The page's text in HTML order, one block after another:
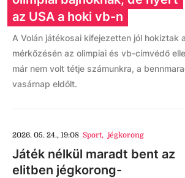
az USA a hoki vb-n
A Volán játékosai kifejezetten jól hokiztak
mérkőzésén az olimpiai és vb-címvédő
már nem volt tétje számunkra, a
vasárnap eldőlt.
2026. 05. 24., 19:08 Sport, jégkorong
Játék nélkül maradt bent az
elitben jégkorong-